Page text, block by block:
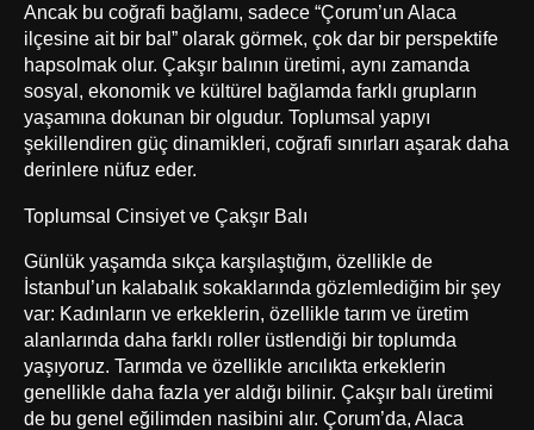
Ancak bu coğrafi bağlamı, sadece “Çorum’un Alaca
ilçesine ait bir bal” olarak görmek, çok dar bir perspektife
hapsolmak olur. Çakşır balının üretimi, aynı zamanda
sosyal, ekonomik ve kültürel bağlamda farklı grupların
yaşamına dokunan bir olgudur. Toplumsal yapıyı
şekillendiren güç dinamikleri, coğrafi sınırları aşarak daha
derinlere nüfuz eder.
Toplumsal Cinsiyet ve Çakşır Balı
Günlük yaşamda sıkça karşılaştığım, özellikle de
İstanbul’un kalabalık sokaklarında gözlemlediğim bir şey
var: Kadınların ve erkeklerin, özellikle tarım ve üretim
alanlarında daha farklı roller üstlendiği bir toplumda
yaşıyoruz. Tarımda ve özellikle arıcılıkta erkeklerin
genellikle daha fazla yer aldığı bilinir. Çakşır balı üretimi
de bu genel eğilimden nasibini alır. Çorum’da, Alaca